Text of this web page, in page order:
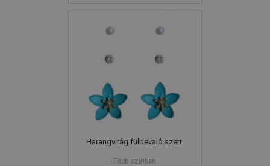
Harangvirág fülbevaló szett
Több színben